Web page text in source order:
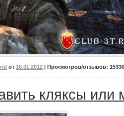
от 16.01.2012 | Просмотров/отзывов:
кляксы или